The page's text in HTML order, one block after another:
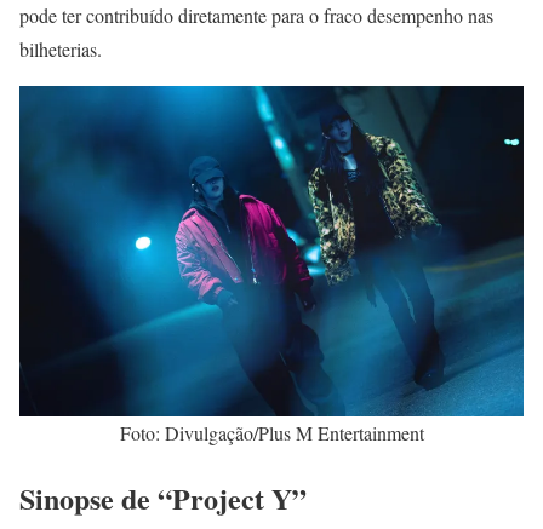
pode ter contribuído diretamente para o fraco desempenho nas
bilheterias.
Foto: Divulgação/Plus M Entertainment
Sinopse de “Project Y”